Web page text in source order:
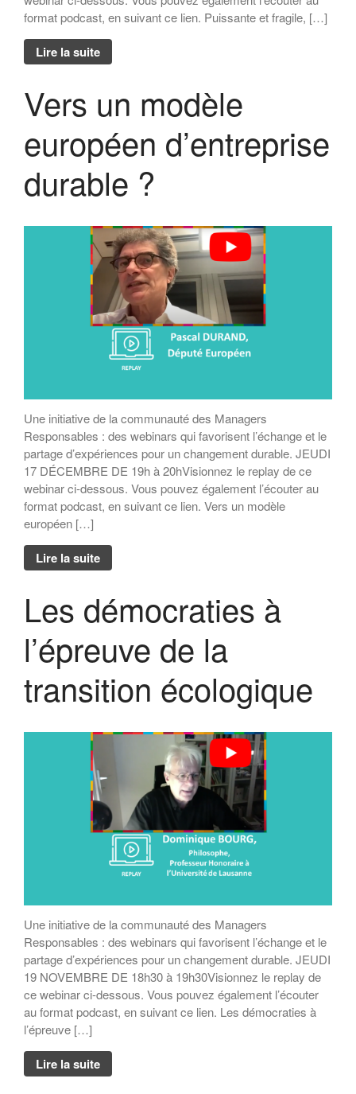
format podcast, en suivant ce lien. Puissante et fragile, […]
Lire la suite
Vers un modèle
européen d’entreprise
durable ?
Une initiative de la communauté des Managers
Responsables : des webinars qui favorisent l’échange et le
partage d’expériences pour un changement durable. JEUDI
17 DÉCEMBRE DE 19h à 20hVisionnez le replay de ce
webinar ci-dessous. Vous pouvez également l’écouter au
format podcast, en suivant ce lien. Vers un modèle
européen […]
Lire la suite
Les démocraties à
l’épreuve de la
transition écologique
Une initiative de la communauté des Managers
Responsables : des webinars qui favorisent l’échange et le
partage d’expériences pour un changement durable. JEUDI
19 NOVEMBRE DE 18h30 à 19h30Visionnez le replay de
ce webinar ci-dessous. Vous pouvez également l’écouter
au format podcast, en suivant ce lien. Les démocraties à
l’épreuve […]
Lire la suite